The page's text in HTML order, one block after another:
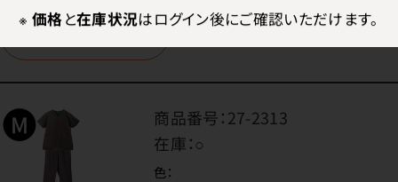
※ 価格と在庫状況はログイン後にご確認いただけます。
ログイン
商品番号：27-2313
在庫：○
色：